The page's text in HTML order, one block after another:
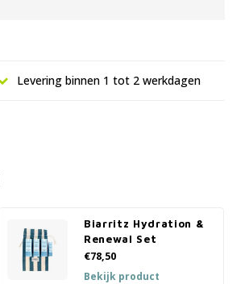
Levering binnen 1 tot 2 werkdagen
Biarritz Hydration &
Renewal Set
€78,50
Bekijk product